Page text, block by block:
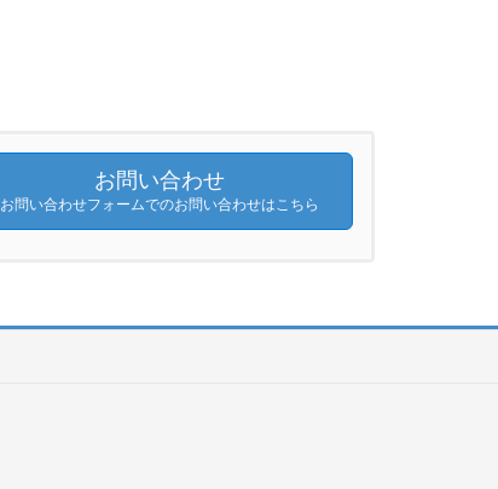
お問い合わせ
お問い合わせフォームでのお問い合わせはこちら